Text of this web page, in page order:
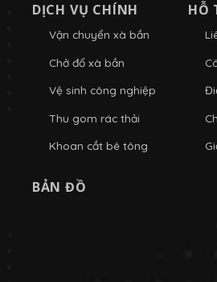
DỊCH VỤ CHÍNH
Vận chuyển xà bần
Chở đổ xà bần
Vệ sinh công nghiệp
Thu gom rác thải
Khoan cắt bê tông
HỖ
BẢN ĐỒ